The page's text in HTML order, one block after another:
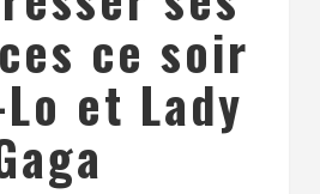
ce soir
et Lady